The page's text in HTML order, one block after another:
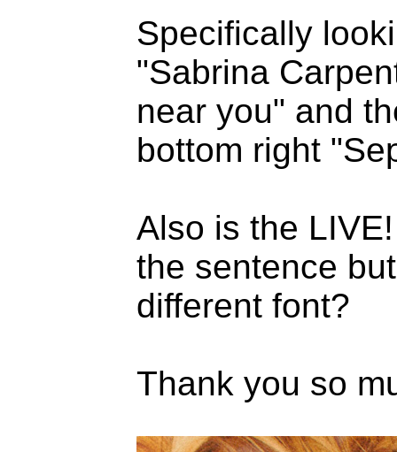
Specifically
"Sabrina
near you" and
bottom right
Also is the
the sentence
different font?
Thank you so